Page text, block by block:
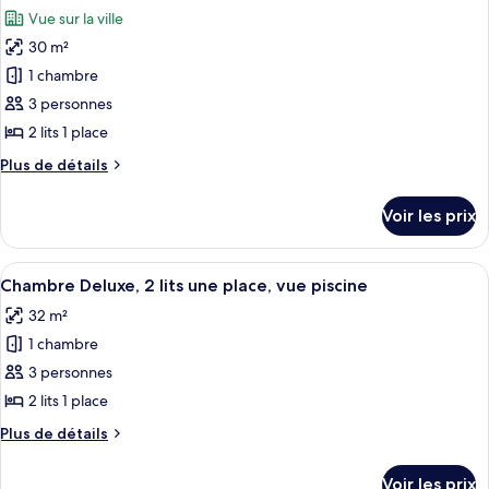
Suite
Exécutive,
chambre
les
photos
pour
ce
type
chambre :
2
lits
une
place
Vue sur la ville
30 m²
1 chambre
3 personnes
2 lits 1 place
Plus de détails
Plus
le
type
de
Chambre
Deluxe,
lits
une
Voir les prix
Afficher
toutes
les
photos
pour
ce
type
de
Une chambre d’hôtel avec deux lits,
10
Chambre Deluxe, 2 lits une place, vue piscine
32 m²
1 chambre
3 personnes
2 lits 1 place
Plus de détails
Plus
Voir les prix